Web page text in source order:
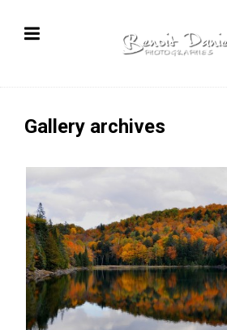
Gallery archives